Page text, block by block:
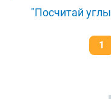
"Посчитай
1